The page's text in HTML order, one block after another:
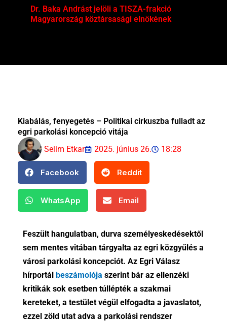
Dr. Baka Andrást jelöli a TISZA-frakció
Magyarország köztársasági elnökének
Kiabálás, fenyegetés – Politikai cirkuszba fulladt az
egri parkolási koncepció vitája
Selim Etkar
2025. június 26. 18:28
Facebook Reddit
WhatsApp Email
Feszült hangulatban, durva személyeskedésektől
sem mentes vitában tárgyalta az egri közgyűlés a
városi parkolási koncepciót. Az Egri Válasz
hírportál
beszámolója szerint bár az ellenzéki
kritikák sok esetben túllépték a szakmai
kereteket, a testület végül elfogadta a javaslatot,
ezzel zöld utat adva a parkolási rendszer